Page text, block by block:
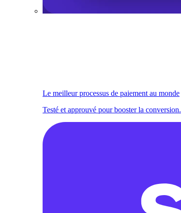
Le meilleur processus de paiement au monde
Testé et approuvé pour booster la conversion.